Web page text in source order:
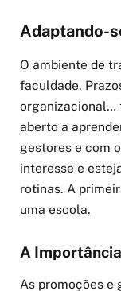
Adaptando-
O ambiente de
faculdade.
organizacional…
aberto a
gestores e com
interesse e
rotinas. A
uma escola.
A
As promoções e